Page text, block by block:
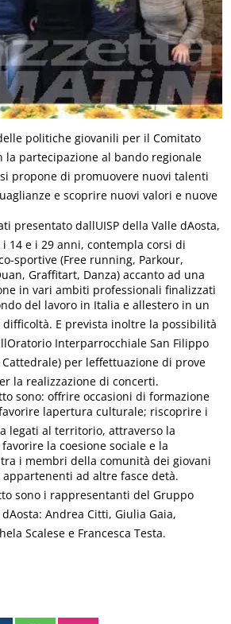
politiche giovanili per il Comitato
la partecipazione al bando regionale
si propone di promuovere nuovi talenti
e scoprire nuovi valori e nuove
presentato dallUISP della Valle dAosta,
14 e i 29 anni, contempla corsi di
sportive (Free running, Parkour,
Graffitart, Danza) accanto ad una
in vari ambiti professionali finalizzati
del lavoro in Italia e allestero in un
E prevista inoltre la possibilità
Interparrocchiale San Filippo
per leffettuazione di prove
la realizzazione di concerti.
sono: offrire occasioni di formazione
lapertura culturale; riscoprire i
legati al territorio, attraverso la
la coesione sociale e la
i membri della comunità dei giovani
ad altre fasce detà.
sono i rappresentanti del Gruppo
dAosta: Andrea Citti, Giulia Gaia,
Scalese e Francesca Testa.